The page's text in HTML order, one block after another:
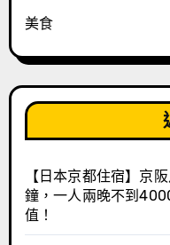
美食
【日本京都住宿】京
鐘，一人兩晚不到
值！